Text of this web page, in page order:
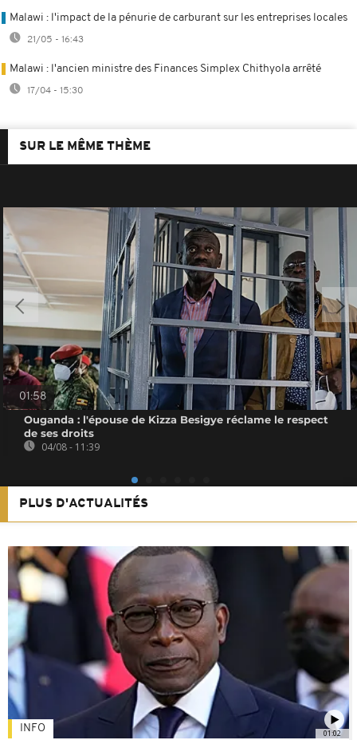
Malawi : l'impact de la pénurie de carburant sur les entreprises locales
21/05 - 16:43
Malawi : l'ancien ministre des Finances Simplex Chithyola arrêté
17/04 - 15:30
SUR LE MÊME THÈME
01:58
Ouganda : l'épouse de Kizza Besigye réclame le respect
de ses droits
04/08 - 11:39
PLUS D'ACTUALITÉS
01:02
INFO